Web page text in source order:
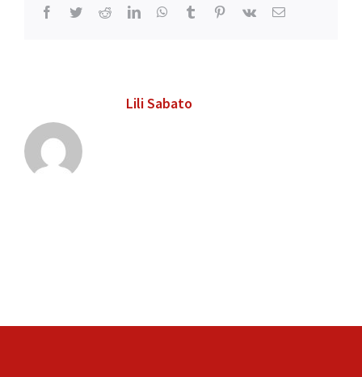
iPhone
Facebook
TwitterRedditLinkedInWhatsApp
Tumblr Pinterest
Vk
E-
Lili Sabato